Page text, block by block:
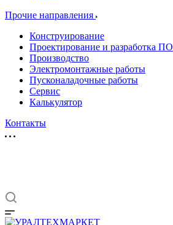
Прочие направления
Конструирование
Проектирование и разработка ПО
Производство
Электромонтажные работы
Пусконаладочные работы
Сервис
Калькулятор
Контакты